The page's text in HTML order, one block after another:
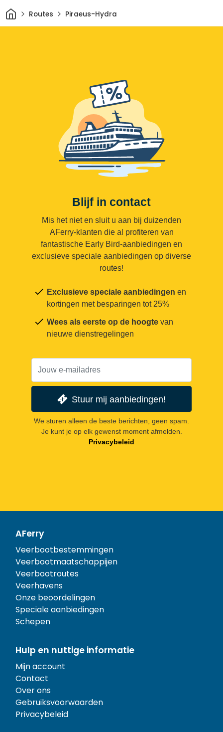
ThuisRoutes Piraeus-Hydra
Blijf in contact
Mis het niet en sluit u aan bij duizenden
AFerry-klanten die al profiteren van
fantastische Early Bird-aanbiedingen en
exclusieve speciale aanbiedingen op diverse
routes!
Exclusieve speciale aanbiedingen en
kortingen met besparingen tot 25%
Wees als eerste op de hoogte van
nieuwe dienstregelingen
Stuur mij aanbiedingen!
We sturen alleen de beste berichten, geen spam.
Je kunt je op elk gewenst moment afmelden.
Privacybeleid
AFerry
Veerbootbestemmingen
Veerbootmaatschappijen
Veerbootroutes
Veerhavens
Onze beoordelingen
Speciale aanbiedingen
Schepen
Hulp en nuttige informatie
Mijn account
Contact
Over ons
Gebruiksvoorwaarden
Privacybeleid